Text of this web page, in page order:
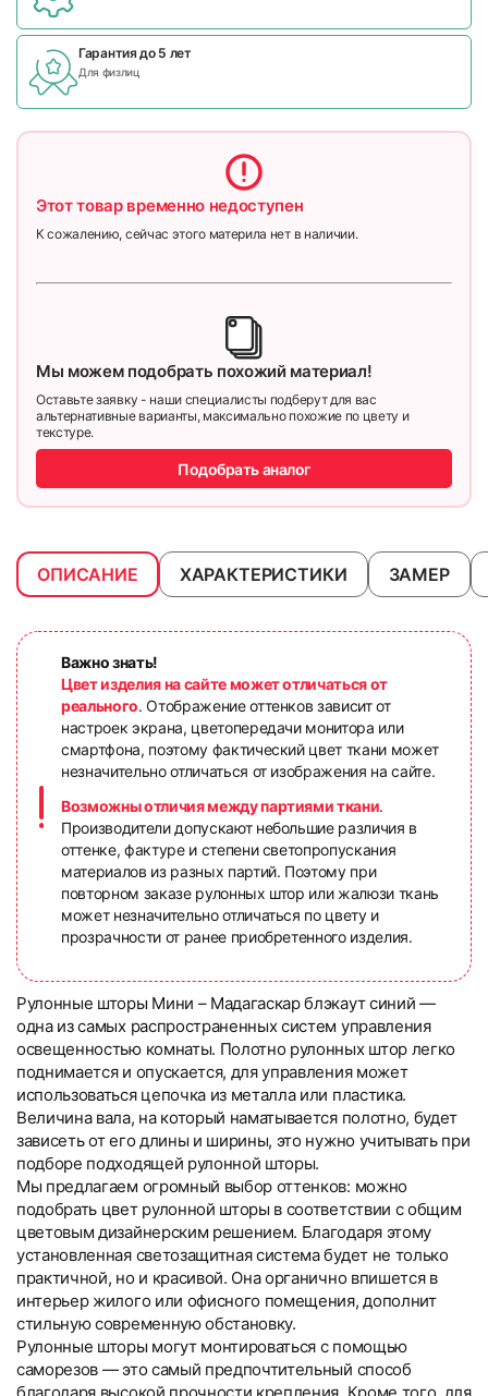
Гарантия до 5 лет
Для физлиц
Этот товар временно недоступен
К сожалению, сейчас этого материла нет в наличии.
Мы можем подобрать похожий материал!
Оставьте заявку - наши специалисты подберут для вас
альтернативные варианты, максимально похожие по цвету и
текстуре.
Подобрать аналог
ОПИСАНИЕ ХАРАКТЕРИСТИКИ ЗАМЕР
Важно знать!
Цвет изделия на сайте может отличаться от
реального. Отображение оттенков зависит от
настроек экрана, цветопередачи монитора или
смартфона, поэтому фактический цвет ткани может
незначительно отличаться от изображения на сайте.
Возможны отличия между партиями ткани.
Производители допускают небольшие различия в
оттенке, фактуре и степени светопропускания
материалов из разных партий. Поэтому при
повторном заказе рулонных штор или жалюзи ткань
может незначительно отличаться по цвету и
прозрачности от ранее приобретенного изделия.
Рулонные шторы Мини – Мадагаскар блэкаут синий —
одна из самых распространенных систем управления
освещенностью комнаты. Полотно рулонных штор легко
поднимается и опускается, для управления может
использоваться цепочка из металла или пластика.
Величина вала, на который наматывается полотно, будет
зависеть от его длины и ширины, это нужно учитывать при
подборе подходящей рулонной шторы.
Мы предлагаем огромный выбор оттенков: можно
подобрать цвет рулонной шторы в соответствии с общим
цветовым дизайнерским решением. Благодаря этому
установленная светозащитная система будет не только
практичной, но и красивой. Она органично впишется в
интерьер жилого или офисного помещения, дополнит
стильную современную обстановку.
Рулонные шторы могут монтироваться с помощью
саморезов — это самый предпочтительный способ